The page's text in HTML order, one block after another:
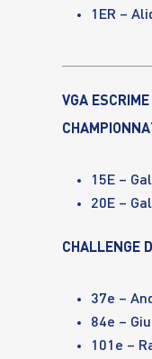
1ER –
VGA ESCRIME
15E –
20E –
CHALLENGE
37e –
84e –
101e –